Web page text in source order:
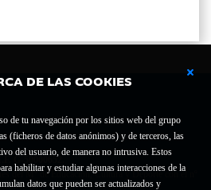
DE LAS COOKIES
de tu navegación por los sitios web del grupo
(ficheros de datos anónimos) y de terceros, las
del usuario, de manera no intrusiva. Estos
habilitar y estudiar algunas interacciones de la
datos que pueden ser actualizados y
G-50000652.
del Mº de Educación, Cultura y Deporte con el nº